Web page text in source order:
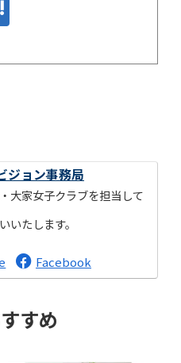
ジョン事務局
大家女子クラブを担当して
いたします。
Facebook
すめ